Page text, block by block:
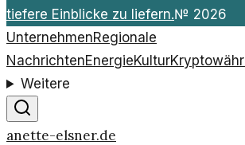
tiefere Einblicke zu liefern.№ 2026
UnternehmenRegionale
NachrichtenEnergieKultur
Weitere
anette-elsner.de